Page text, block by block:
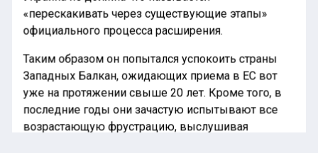
«перескакивать через существующие этапы»
официального процесса расширения.
Таким образом он попытался успокоить страны
Западных Балкан, ожидающих приема в ЕС вот
уже на протяжении свыше 20 лет. Кроме того, в
последние годы они зачастую испытывают все
возрастающую фрустрацию, выслушивая